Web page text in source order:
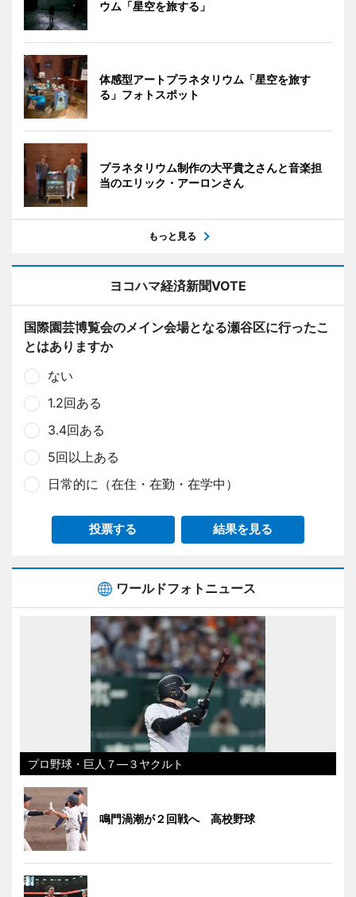
ウム「星空を旅する」
体感型アートプラネタリウム「星空を旅す
る」フォトスポット
プラネタリウム制作の大平貴之さんと音楽担
当のエリック・アーロンさん
もっと見る
ヨコハマ経済新聞VOTE
国際園芸博覧会のメイン会場となる瀬谷区に行ったこ
とはありますか
ない
1.2回ある
3.4回ある
5回以上ある
日常的に（在住・在勤・在学中）
投票する 結果を見る
ワールドフォトニュース
プロ野球・巨人７―３ヤクルト
鳴門渦潮が２回戦へ 高校野球